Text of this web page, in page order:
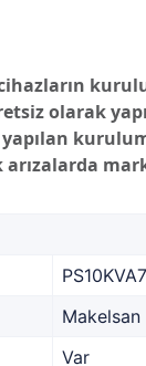
cihazların
olarak
yapılan
arızalarda
PS10KVA7
Makelsan
Var